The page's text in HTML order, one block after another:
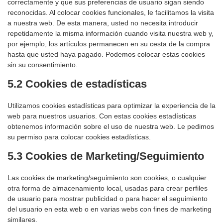
correctamente y que sus preferencias de usuario sigan siendo
reconocidas. Al colocar cookies funcionales, le facilitamos la visita
a nuestra web. De esta manera, usted no necesita introducir
repetidamente la misma información cuando visita nuestra web y,
por ejemplo, los artículos permanecen en su cesta de la compra
hasta que usted haya pagado. Podemos colocar estas cookies
sin su consentimiento.
5.2 Cookies de estadísticas
Utilizamos cookies estadísticas para optimizar la experiencia de la
web para nuestros usuarios. Con estas cookies estadísticas
obtenemos información sobre el uso de nuestra web. Le pedimos
su permiso para colocar cookies estadísticas.
5.3 Cookies de Marketing/Seguimiento
Las cookies de marketing/seguimiento son cookies, o cualquier
otra forma de almacenamiento local, usadas para crear perfiles
de usuario para mostrar publicidad o para hacer el seguimiento
del usuario en esta web o en varias webs con fines de marketing
similares.